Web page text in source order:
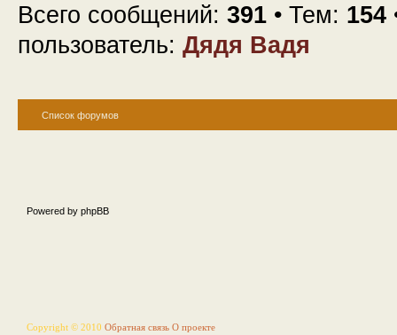
Всего сообщений: 391 • Тем: 154
пользователь: Дядя Вадя
Список форумов
Powered by phpBB
Copyright © 2010 Обратная связь О проекте